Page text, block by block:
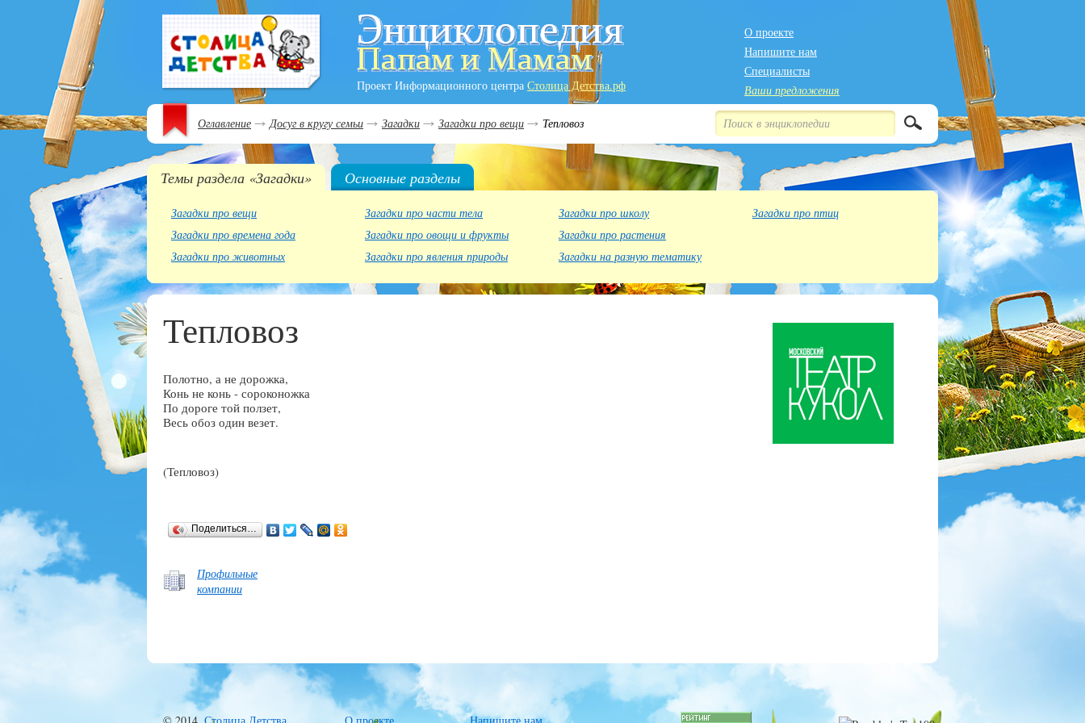
Проект Информационного центра Столица Детства.рф
О проекте
Напишите нам
Специалисты
Ваши предложения
Оглавление Досуг в кругу семьи Загадки Загадки про вещи Тепловоз
Темы раздела «Загадки» Основные разделы
Загадки про вещи
Загадки про времена года
Загадки про животных
Загадки про части тела
Загадки про овощи и фрукты
Загадки про явления природы
Загадки про школу
Загадки про растения
Загадки на разную тематику
Загадки про птиц
Тепловоз
Полотно, а не дорожка,
Конь не конь - сороконожка
По дороге той ползет,
Весь обоз один везет.
(Тепловоз)
Поделиться…
Профильные
компании